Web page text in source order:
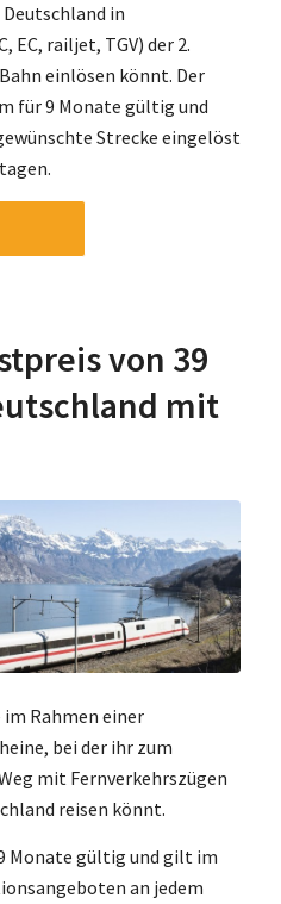
in
EC, railjet, TGV) der 2.
einlösen könnt. Der
für 9 Monate gültig und
Strecke eingelöst
von 39
mit
Rahmen einer
bei der ihr zum
mit Fernverkehrszügen
reisen könnt.
Monate gültig und gilt im
an jedem